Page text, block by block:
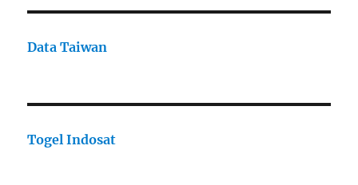
Data Taiwan
Togel Indosat